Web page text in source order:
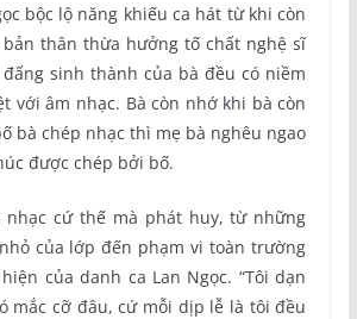
bộc lộ năng khiếu ca hát từ khi còn
bản thân thừa hưởng tố chất nghệ sĩ
sinh thành của bà đều có niềm
với âm nhạc. Bà còn nhớ khi bà còn
bà chép nhạc thì mẹ bà nghêu ngao
được chép bởi bố.
nhạc cứ thế mà phát huy, từ những
của lớp đến phạm vi toàn trường
của danh ca Lan Ngọc. “Tôi dạn
mắc cỡ đâu, cứ mỗi dịp lễ là tôi đều